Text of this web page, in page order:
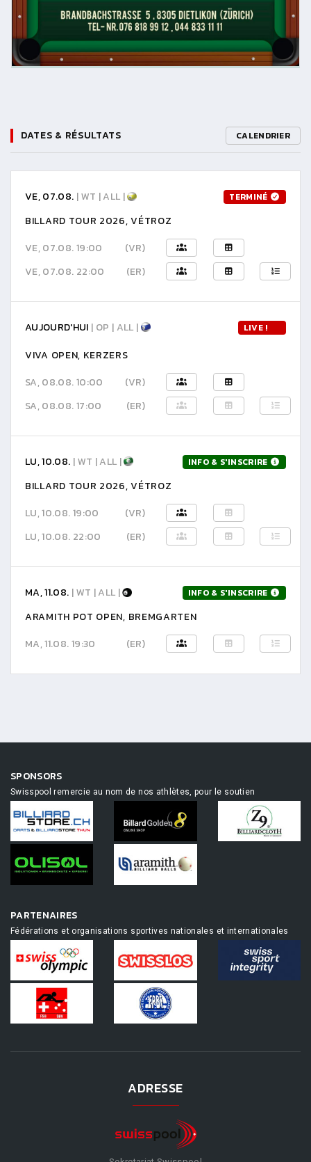
DATES & RÉSULTATS CALENDRIER
VE, 07.08. | WT | ALL | TERMINÉ
BILLARD TOUR 2026, VÉTROZ
VE, 07.08. 19:00
(VR)
VE, 07.08. 22:00
(ER)
AUJOURD'HUI | OP | ALL | LIVE !
VIVA OPEN, KERZERS
SA, 08.08. 10:00
(VR)
SA, 08.08. 17:00
(ER)
LU, 10.08. | WT | ALL | INFO & S'INSCRIRE
BILLARD TOUR 2026, VÉTROZ
LU, 10.08. 19:00
(VR)
LU, 10.08. 22:00
(ER)
MA, 11.08. | WT | ALL | INFO & S'INSCRIRE
ARAMITH POT OPEN, BREMGARTEN
MA, 11.08. 19:30
(ER)
SPONSORS
Swisspool remercie au nom de nos athlètes, pour le soutien
PARTENAIRES
Fédérations et organisations sportives nationales et internationales
ADRESSE